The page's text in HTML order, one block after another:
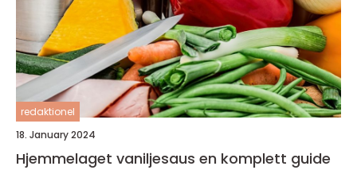
redaktionel
18. January 2024
Hjemmelaget vaniljesaus en komplett guide